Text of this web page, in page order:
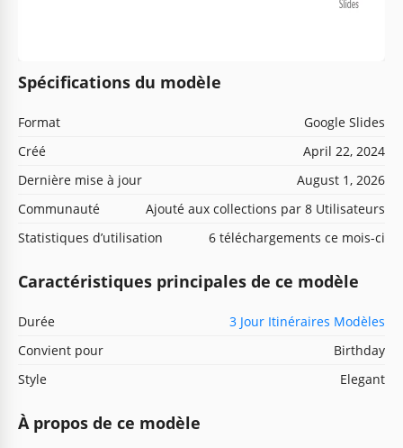
Spécifications du modèle
Format
Google Slides
Créé
April 22, 2024
Dernière mise à jour
August 1, 2026
Communauté
Ajouté aux collections par 8 Utilisateurs
Statistiques d’utilisation
6 téléchargements ce mois-ci
Caractéristiques principales de ce modèle
Durée
3 Jour Itinéraires Modèles
Convient pour
Birthday
Style
Elegant
À propos de ce modèle